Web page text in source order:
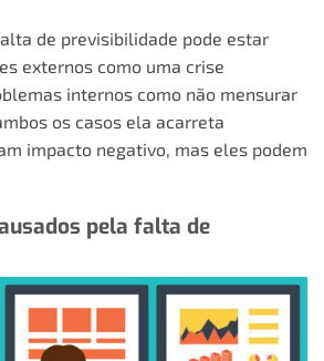
de previsibilidade pode estar
externos como uma crise
internos como não mensurar
os casos ela acarreta
impacto negativo, mas eles podem
pela falta de